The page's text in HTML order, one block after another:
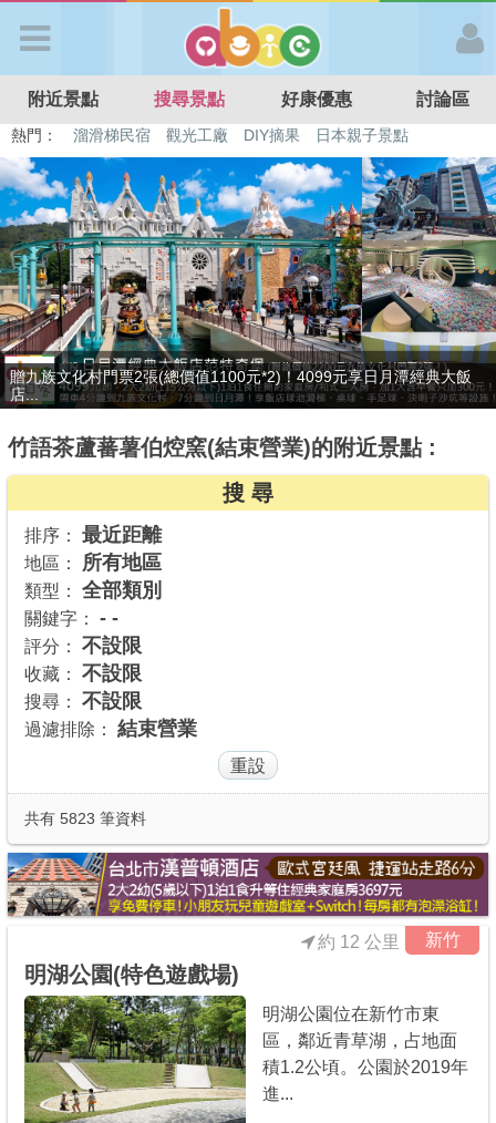
APP登入
首 頁
搜尋景點
好康優惠
最新消息
最新留言
商家合作
推薦景點
討論區
APP下載
附近景點 搜尋景點 好康優惠 討論區
熱門： 特色遊戲場 親子住房優惠 台北親子餐廳
溫泉泡湯SPA
溜滑梯民宿
觀光工廠 DIY摘果 日本親子景點
捷絲旅-宜蘭礁溪館3099元起享2大1幼1泊1食住雙人房！4799元起享
4...
竹語茶蘆蕃薯伯焢窯(結束營業)的附近景點 :
搜 尋
排序： 最近距離
地區： 所有地區
類型： 全部類別
關鍵字： - -
評分： 不設限
收藏： 不設限
搜尋： 不設限
過濾排除： 結束營業
共有 5823 筆資料
新竹
明湖公園(特色遊戲場)
約 12 公里
明湖公園位在新竹市東
區，鄰近青草湖，占地面
積1.2公頃。公園於2019年
進...